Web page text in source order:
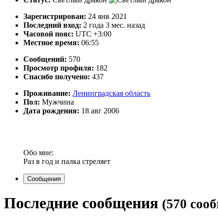
Зарегистрирован: 24 янв 2021
Последний вход: 2 года 3 мес. назад
Часовой пояс: UTC +3:00
Местное время: 06:55
Сообщений: 570
Просмотр профиля: 182
Спасибо получено: 437
Проживание: Ленинградская область
Пол: Мужчина
Дата рождения: 18 авг 2006
Обо мне:
Раз в год и палка стреляет
Сообщения
Последние сообщения (570